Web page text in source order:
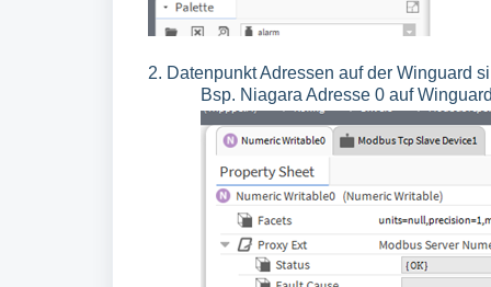
2. Datenpunkt Adressen auf der Winguard
Bsp. Niagara Adresse 0 auf